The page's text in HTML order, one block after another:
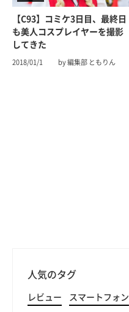
【C93】コミケ3日目、最終日
も美人コスプレイヤーを撮影
してきた
2018/01/1 by 編集部 ともりん
人気のタグ
レビュー スマートフォン